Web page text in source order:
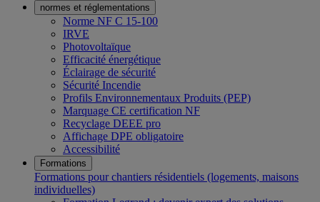
normes et réglementations
Norme NF C 15-100
IRVE
Photovoltaïque
Efficacité énergétique
Éclairage de sécurité
Sécurité Incendie
Profils Environnementaux Produits (PEP)
Marquage CE certification NF
Recyclage DEEE pro
Affichage DPE obligatoire
Accessibilité
Formations
Formations pour chantiers résidentiels (logements, maisons
individuelles)